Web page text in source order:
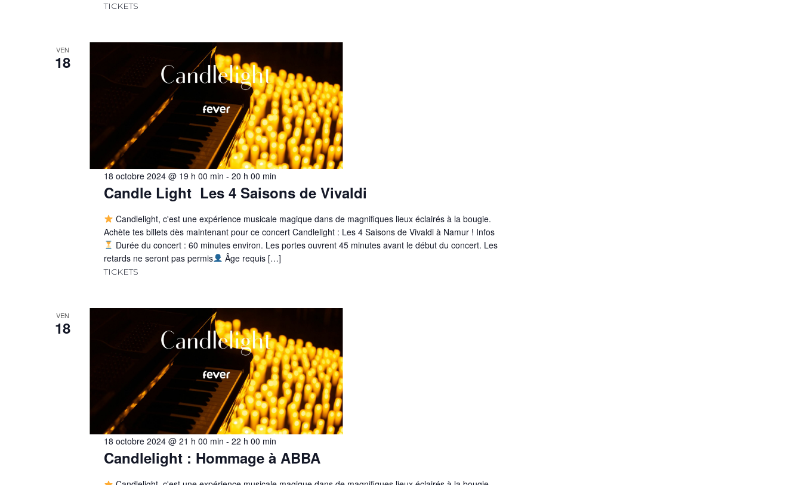
TICKETS
VEN
18
18 octobre 2024 @ 19 h 00 min - 20 h 00 min
Candle Light Les 4 Saisons de Vivaldi
Candlelight, c'est une expérience musicale magique dans de magnifiques lieux éclairés à la bougie.
Achète tes billets dès maintenant pour ce concert Candlelight : Les 4 Saisons de Vivaldi à Namur ! Infos
Durée du concert : 60 minutes environ. Les portes ouvrent 45 minutes avant le début du concert. Les
retards ne seront pas permis
Âge requis […]
TICKETS
VEN
18
18 octobre 2024 @ 21 h 00 min - 22 h 00 min
Candlelight : Hommage à ABBA